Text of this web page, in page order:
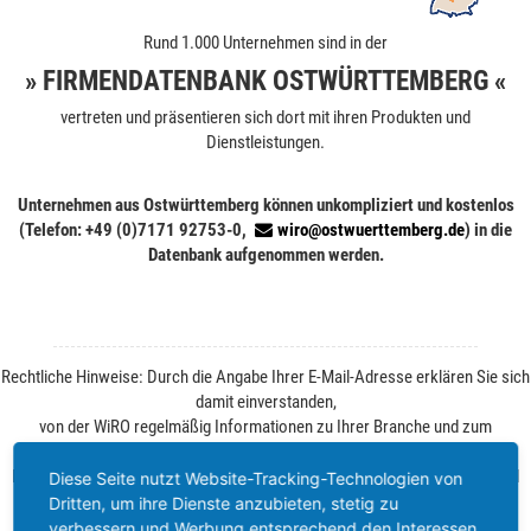
Rund 1.000 Unternehmen sind in der
» FIRMENDATENBANK OSTWÜRTTEMBERG «
vertreten und präsentieren sich dort mit ihren Produkten und
Dienstleistungen.
Unternehmen aus Ostwürttemberg können unkompliziert und kostenlos
(Telefon: +49 (0)7171 92753-0,
wiro@ostwuerttemberg.de) in die
Datenbank aufgenommen werden.
Rechtliche Hinweise: Durch die Angabe Ihrer E-Mail-Adresse erklären Sie sich
damit einverstanden,
von der WiRO regelmäßig Informationen zu Ihrer Branche und zum
Ihre Einwilligung können Sie jederzeit ohne Angabe von Gründen per E-Mail
widerrufen. Weitere Informationen finden Sie unterDatenschutz
Diese Seite nutzt Website-Tracking-Technologien von
Dritten, um ihre Dienste anzubieten, stetig zu